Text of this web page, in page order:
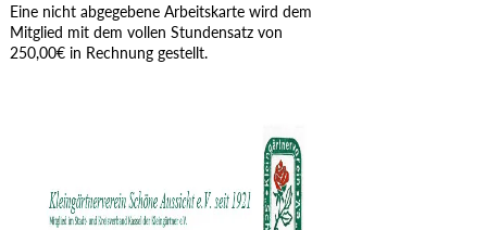
Eine nicht abgegebene Arbeitskarte wird dem
Mitglied mit dem vollen Stundensatz von
250,00€ in Rechnung gestellt.